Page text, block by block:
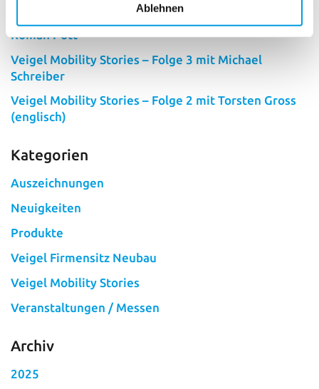
Ablehnen
Roman Pott
Veigel Mobility Stories – Folge 3 mit Michael
Schreiber
Veigel Mobility Stories – Folge 2 mit Torsten Gross
(englisch)
Kategorien
Auszeichnungen
Neuigkeiten
Produkte
Veigel Firmensitz Neubau
Veigel Mobility Stories
Veranstaltungen / Messen
Archiv
2025